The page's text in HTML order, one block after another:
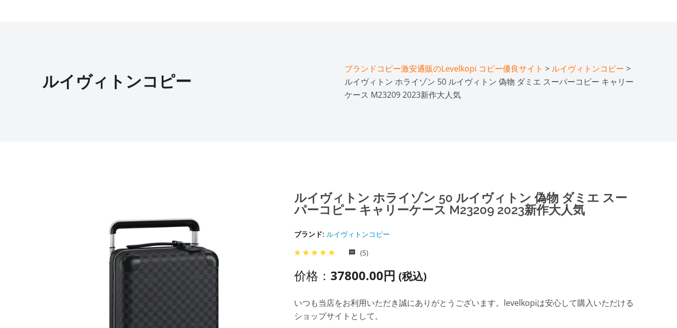
ルイヴィトンコピー
ブランドコピー激安通販のLevelkopi コピー優良サイト > ルイヴィトンコピー >
ルイヴィトン ホライゾン 50 ルイヴィトン 偽物 ダミエ スーパーコピー キャリー
ケース M23209 2023新作大人気
ルイヴィトン ホライゾン 50 ルイヴィトン 偽物 ダミエ スー
パーコピー キャリーケース M23209 2023新作大人気
ブランド: ルイヴィトンコピー
(5)
价格： 37800.00円 (税込)
いつも当店をお利用いただき誠にありがとうございます。levelkopiは安心して購入いただける
ショップサイトとして。